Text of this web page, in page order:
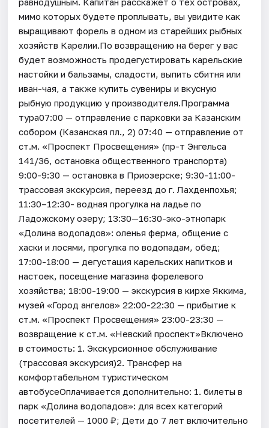
мимо которых будете проплывать, вы увидите как
выращивают форель в одном из старейших рыбных
хозяйств Карелии.По возвращению на берег у вас
будет возможность продегустировать карельские
настойки и бальзамы, сладости, выпить сбитня или
иван-чая, а также купить сувениры и вкусную
рыбную продукцию у производителя.Программа
тура07:00 — отправление с парковки за Казанским
собором (Казанская пл., 2) 07:40 — отправление от
ст.м. «Проспект Просвещения» (пр-т Энгельса
141/36, остановка общественного транспорта)
9:00-9:30 — остановка в Приозерске; 9:30-11:00-
трассовая экскурсия, переезд до г. Лахденпохья;
11:30–12:30- водная прогулка на ладье по
Ладожскому озеру; 13:30—16:30-эко-этнопарк
«Долина водопадов»: оленья ферма, общение с
хаски и лосями, прогулка по водопадам, обед;
17:00-18:00 — дегустация карельских напитков и
настоек, посещение магазина форелевого
хозяйства; 18:00-19:00 — экскурсия в кирхе Яккима,
музей «Город ангелов» 22:00-22:30 — прибытие к
ст.м. «Проспект Просвещения» 23:00-23:30 —
возвращение к ст.м. «Невский проспект»Включено
в стоимость: 1. Экскурсионное обслуживание
(трассовая экскурсия)2. Трансфер на
комфортабельном туристическом
автобусеОплачивается дополнительно: 1. билеты в
парк «Долина водопадов»: для всех категорий
посетителей — 1000 ₽; Дети до 7 лет включительно